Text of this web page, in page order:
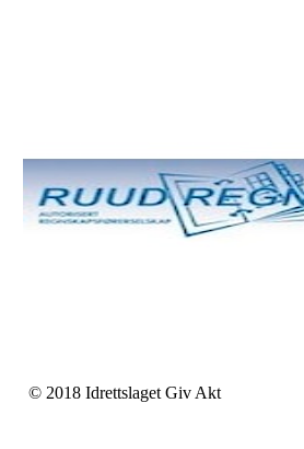
© 2018 Idrettslaget Giv Akt